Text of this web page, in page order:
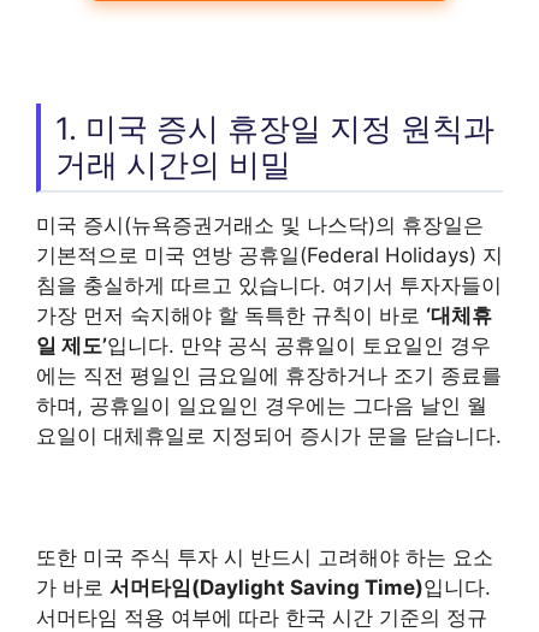
1. 미국 증시 휴장일 지정 원칙과
거래 시간의 비밀
미국 증시(뉴욕증권거래소 및 나스닥)의 휴장일은
기본적으로 미국 연방 공휴일(Federal Holidays) 지
침을 충실하게 따르고 있습니다. 여기서 투자자들이
가장 먼저 숙지해야 할 독특한 규칙이 바로 ‘대체휴
일 제도’입니다. 만약 공식 공휴일이 토요일인 경우
에는 직전 평일인 금요일에 휴장하거나 조기 종료를
하며, 공휴일이 일요일인 경우에는 그다음 날인 월
요일이 대체휴일로 지정되어 증시가 문을 닫습니다.
또한 미국 주식 투자 시 반드시 고려해야 하는 요소
가 바로 서머타임(Daylight Saving Time)입니다.
서머타임 적용 여부에 따라 한국 시간 기준의 정규